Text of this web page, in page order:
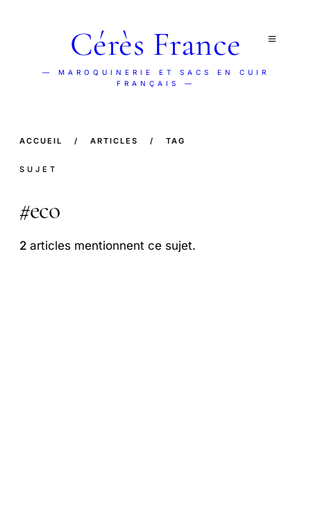
Cérès France
— MAROQUINERIE ET SACS EN CUIR
FRANÇAIS —
ACCUEIL / ARTICLES / TAG
SUJET
#eco
2 articles mentionnent ce sujet.